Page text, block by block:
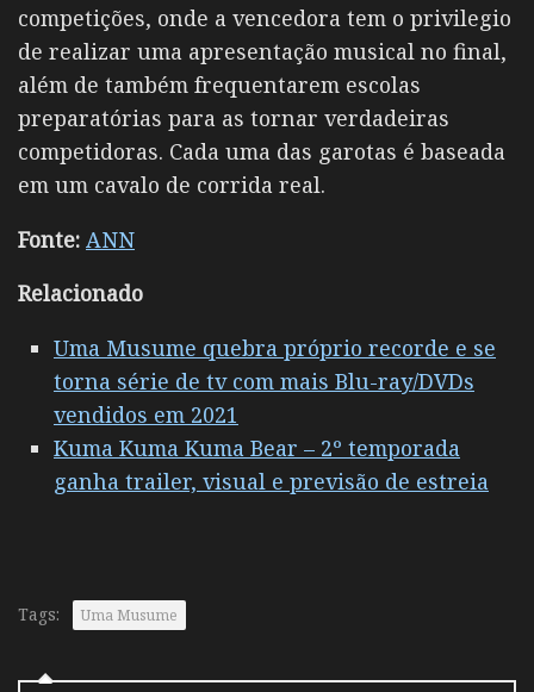
competições, onde a vencedora tem o privilegio
de realizar uma apresentação musical no final,
além de também frequentarem escolas
preparatórias para as tornar verdadeiras
competidoras. Cada uma das garotas é baseada
em um cavalo de corrida real.
Fonte: ANN
Relacionado
Uma Musume quebra próprio recorde e se
torna série de tv com mais Blu-ray/DVDs
vendidos em 2021
Kuma Kuma Kuma Bear – 2º temporada
ganha trailer, visual e previsão de estreia
Tags: Uma Musume